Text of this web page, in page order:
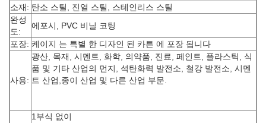
소재: 탄소 스틸, 진열 스틸, 스테인리스 스틸
완성
도:
에포시, PVC 비닐 코팅
포장: 케이지 는 특별 한 디자인 된 카튼 에 포장 됩니다
사용:
광산, 목재, 시멘트, 화학, 의약품, 진료, 페인트, 플라스틱, 식
품 및 기타 산업의 먼지, 석탄화력 발전소, 철강 발전소, 시멘
트 산업,종이 산업 및 다른 산업 부문.
1부식 없이